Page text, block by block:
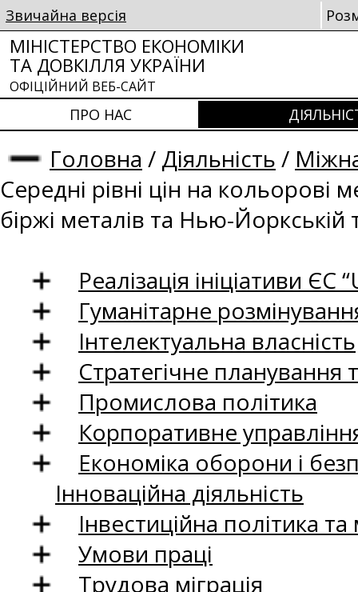
Звичайна версія
МІНІСТЕРСТВО ЕКОНОМІКИ
ТА ДОВКІЛЛЯ УКРАЇНИ
ОФІЦІЙНИЙ ВЕБ-САЙТ
ПРО НАС
Головна / Діяльність /
Середні рівні цін на кольорові
біржі металів та Нью-Йоркській
Реалізація ініціативи ЄС
Гуманітарне
Інтелектуальна власність
Стратегічне
Промислова політика
Корпоративне
Економіка оборони і
Інноваційна діяльність
Інвестиційна політика
Умови праці
Трудова міграція